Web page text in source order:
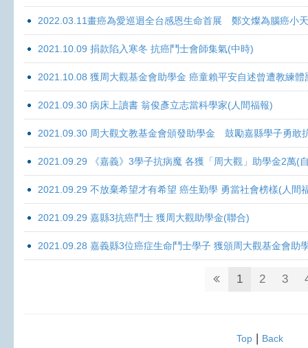
2022.03.11畫癌為愛巡迴全台感恩生命首展 鄭文燦為腦癌小
2021.10.09 捐款陷入寒冬 抗癌鬥士會師集氣(中時)
2021.10.08 獲周大觀基金會助學金 癌童賴平安自述曾遭教練體
2021.09.30 病床上讀書 翁俊彥立志當科學家(人間福報)
2021.09.30 周大觀文教基金會頒發助學金 鼓勵嘉縣學子勇敢
2021.09.29 《嘉義》3學子抗病魔 各獲「周大觀」助學金2萬(
2021.09.29 不放棄希望才有希望 癌生勤學 勇當社會榜樣(人間
2021.09.29 嘉縣3抗癌鬥士 獲周大觀助學金(聯合)
2021.09.28 嘉義縣3位癌症生命鬥士學子 獲頒周大觀基金會助
1 2 3
Top| Back